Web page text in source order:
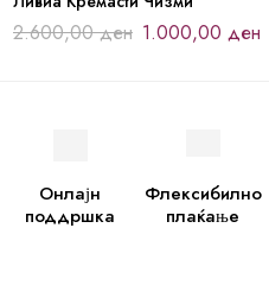
2.600,00ден 1.000,00 ден
Онлајн
поддршка
Флексибилно
плаќање